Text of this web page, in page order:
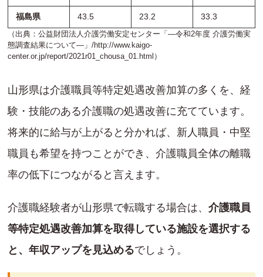
福島県 43.5 23.2
33.3
（出典：公益財団法人介護労働安定センター「―令和2年度 介護労働実
態調査結果について―」/http://www.kaigo-
center.or.jp/report/2021r01_chousa_01.html ）
山形県は介護職員等特定処遇改善加算の多くを、経
験・技能のある介護職の処遇改善に充てています。
将来的に給与が上がると分かれば、新人職員・中堅
職員も希望を持つことができ、介護職員全体の離職
率の低下につながると言えます。
介護職経験者が山形県で転職する場合は、 介護職員
等特定処遇改善加算を取得している施設を選択する
と、年収アップを見込めるでしょう。